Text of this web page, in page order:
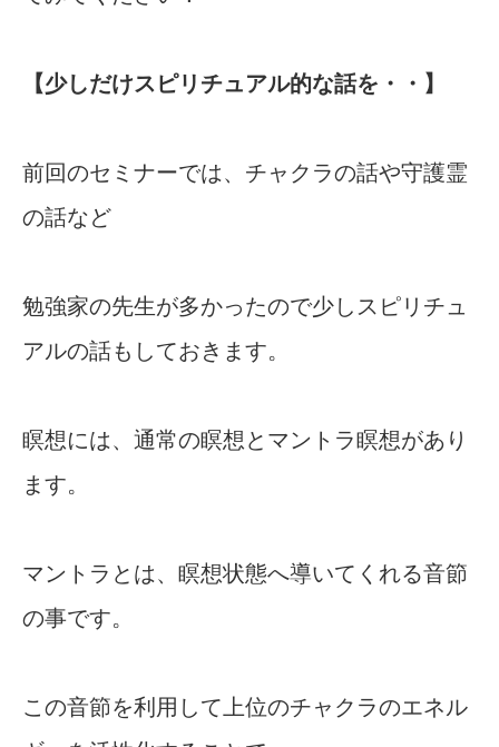
【少しだけスピリチュアル的な話を・・】
前回のセミナーでは、チャクラの話や守護霊
の話など
勉強家の先生が多かったので少しスピリチュ
アルの話もしておきます。
瞑想には、通常の瞑想とマントラ瞑想があり
ます。
マントラとは、瞑想状態へ導いてくれる音節
の事です。
この音節を利用して上位のチャクラのエネル